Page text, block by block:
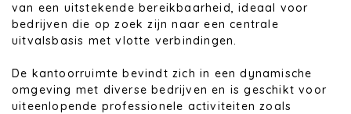
van een uitstekende bereikbaarheid, ideaal voor
bedrijven die op zoek zijn naar een centrale
uitvalsbasis met vlotte verbindingen.
De kantoorruimte bevindt zich in een dynamische
omgeving met diverse bedrijven en is geschikt voor
uiteenlopende professionele activiteiten zoals